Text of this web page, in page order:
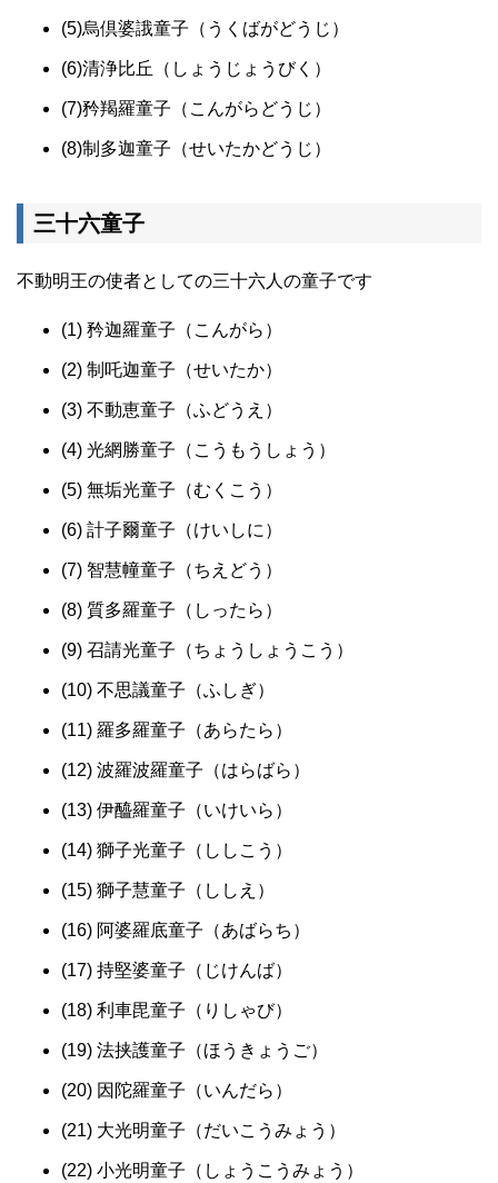
(5)烏倶婆誐童子（うくばがどうじ）
(6)清浄比丘（しょうじょうびく）
(7)矜羯羅童子（こんがらどうじ）
(8)制多迦童子（せいたかどうじ）
三十六童子
不動明王の使者としての三十六人の童子です
(1) 矜迦羅童子（こんがら）
(2) 制吒迦童子（せいたか）
(3) 不動恵童子（ふどうえ）
(4) 光網勝童子（こうもうしょう）
(5) 無垢光童子（むくこう）
(6) 計子爾童子（けいしに）
(7) 智慧幢童子（ちえどう）
(8) 質多羅童子（しったら）
(9) 召請光童子（ちょうしょうこう）
(10) 不思議童子（ふしぎ）
(11) 羅多羅童子（あらたら）
(12) 波羅波羅童子（はらばら）
(13) 伊醯羅童子（いけいら）
(14) 獅子光童子（ししこう）
(15) 獅子慧童子（ししえ）
(16) 阿婆羅底童子（あばらち）
(17) 持堅婆童子（じけんば）
(18) 利車毘童子（りしゃび）
(19) 法挟護童子（ほうきょうご）
(20) 因陀羅童子（いんだら）
(21) 大光明童子（だいこうみょう）
(22) 小光明童子（しょうこうみょう）